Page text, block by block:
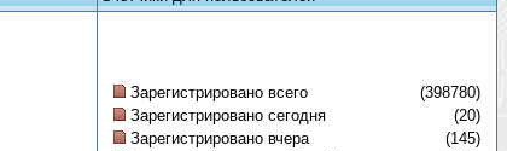
Зарегистрировано всего
(398780)
Зарегистрировано сегодня
(20)
Зарегистрировано вчера
(145)